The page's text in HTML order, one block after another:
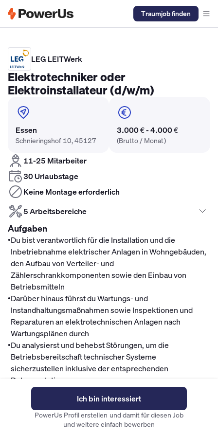
Traumjob finden
LEG LEITWerk
Elektrotechniker oder
Elektroinstallateur (d/w/m)
Essen
Schnieringshof 10, 45127
3.000 € - 4.000 €
(Brutto / Monat)
11-25 Mitarbeiter
30 Urlaubstage
Keine Montage erforderlich
5 Arbeitsbereiche
Aufgaben
•Du bist verantwortlich für die Installation und die
Inbetriebnahme elektrischer Anlagen in Wohngebäuden,
den Aufbau von Verteiler- und
Zählerschrankkomponenten sowie den Einbau von
Betriebsmitteln
•Darüber hinaus führst du Wartungs- und
Instandhaltungsmaßnahmen sowie Inspektionen und
Reparaturen an elektrotechnischen Anlagen nach
Wartungsplänen durch
•Du analysierst und behebst Störungen, um die
Betriebsbereitschaft technischer Systeme
sicherzustellen inklusive der entsprechenden
Dokumentation
Zusätzlich kümmerst du dich um die Durchführung von
Prüfungen nach DIN-Normen und die ordnungsgemäße
anlagenbezogene Dokumentation
Du bist Ansprechpartner für die Objektbetreuung und die
Ich bin interessiert
PowerUs Profil erstellen und damit für diesen Job
und weitere einfach bewerben